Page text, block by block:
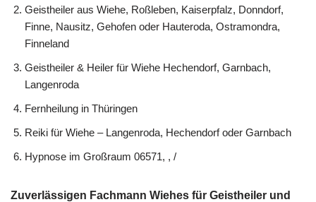
Geistheiler aus Wiehe, Roßleben, Kaiserpfalz, Donndorf,
Finne, Nausitz, Gehofen oder Hauteroda, Ostramondra,
Finneland
Geistheiler & Heiler für Wiehe Hechendorf, Garnbach,
Langenroda
Fernheilung in Thüringen
Reiki für Wiehe – Langenroda, Hechendorf oder Garnbach
Hypnose im Großraum 06571, , /
Zuverlässigen Fachmann Wiehes für Geistheiler und